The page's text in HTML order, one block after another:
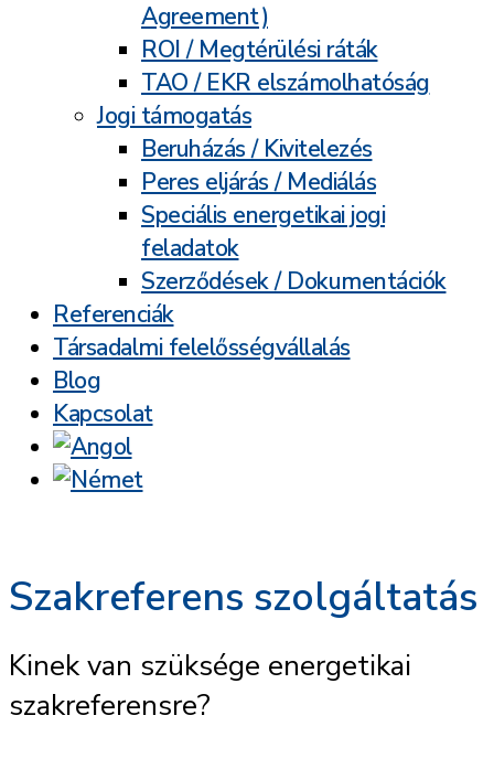
Agreement)
ROI / Megtérülési ráták
TAO / EKR elszámolhatóság
Jogi támogatás
Beruházás / Kivitelezés
Peres eljárás / Mediálás
Speciális energetikai jogi
feladatok
Szerződések / Dokumentációk
Referenciák
Társadalmi felelősségvállalás
Blog
Kapcsolat
Szakreferens szolgáltatás
Kinek van szüksége energetikai
szakreferensre?